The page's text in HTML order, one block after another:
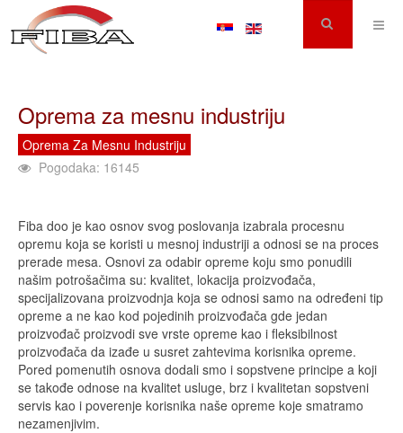
Oprema za mesnu industriju
Oprema Za Mesnu Industriju
Pogodaka: 16145
Fiba doo je kao osnov svog poslovanja izabrala procesnu
opremu koja se koristi u mesnoj industriji a odnosi se na proces
prerade mesa. Osnovi za odabir opreme koju smo ponudili
našim potrošačima su: kvalitet, lokacija proizvođača,
specijalizovana proizvodnja koja se odnosi samo na određeni tip
opreme a ne kao kod pojedinih proizvođača gde jedan
proizvođač proizvodi sve vrste opreme kao i fleksibilnost
proizvođača da izađe u susret zahtevima korisnika opreme.
Pored pomenutih osnova dodali smo i sopstvene principe a koji
se takođe odnose na kvalitet usluge, brz i kvalitetan sopstveni
servis kao i poverenje korisnika naše opreme koje smatramo
nezamenjivim.